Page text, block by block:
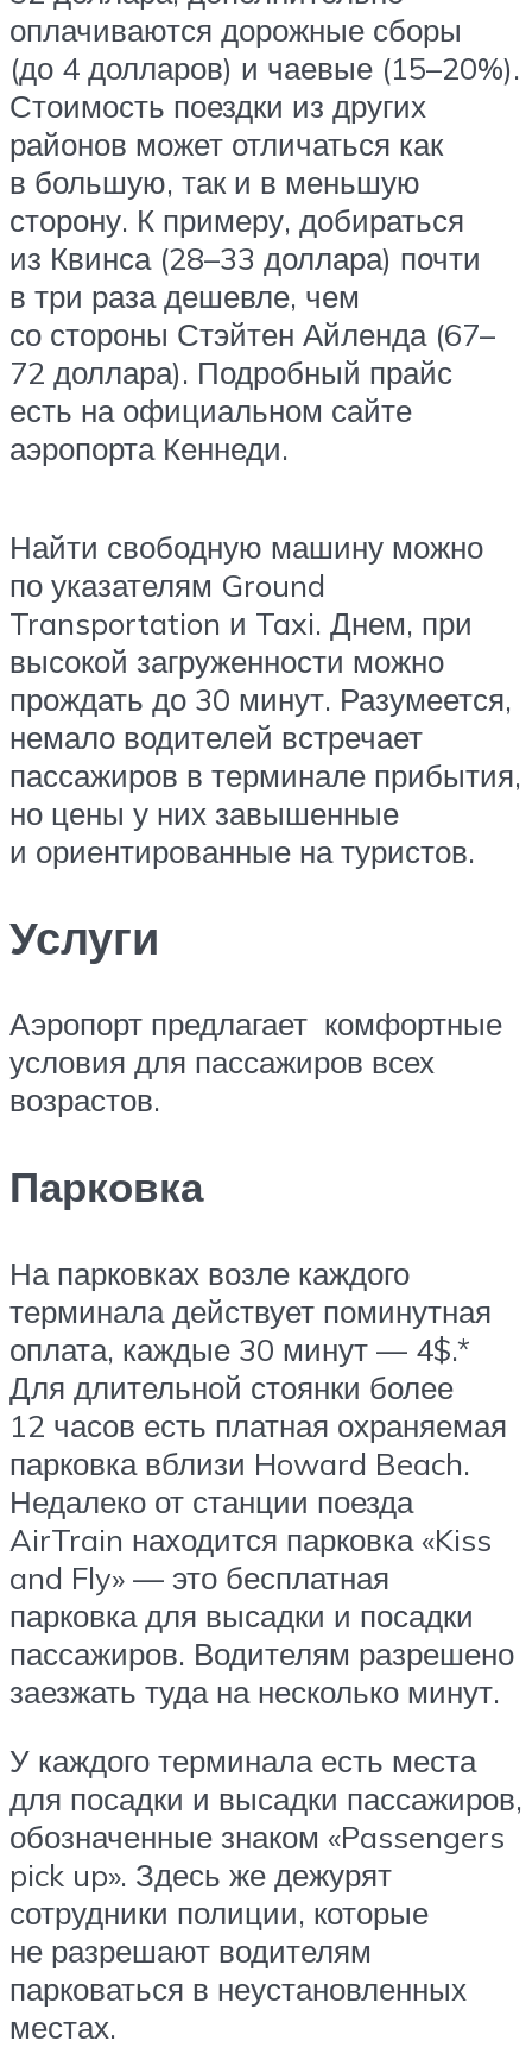
оплачиваются дорожные сборы
(до 4 долларов) и чаевые (15–20%).
Стоимость поездки из других
районов может отличаться как
в большую, так и в меньшую
сторону. К примеру, добираться
из Квинса (28–33 доллара) почти
в три раза дешевле, чем
со стороны Стэйтен Айленда (67–
72 доллара). Подробный прайс
есть на официальном сайте
аэропорта Кеннеди.
Найти свободную машину можно
по указателям Ground
Transportation и Taxi. Днем, при
высокой загруженности можно
прождать до 30 минут. Разумеется,
немало водителей встречает
пассажиров в терминале прибытия,
но цены у них завышенные
и ориентированные на туристов.
Услуги
Аэропорт предлагает комфортные
условия для пассажиров всех
возрастов.
Парковка
На парковках возле каждого
терминала действует поминутная
оплата, каждые 30 минут — 4$.*
Для длительной стоянки более
12 часов есть платная охраняемая
парковка вблизи Howard Beach.
Недалеко от станции поезда
AirTrain находится парковка «Kiss
and Fly» — это бесплатная
парковка для высадки и посадки
пассажиров. Водителям разрешено
заезжать туда на несколько минут.
У каждого терминала есть места
для посадки и высадки пассажиров,
обозначенные знаком «Passengers
pick up». Здесь же дежурят
сотрудники полиции, которые
не разрешают водителям
парковаться в неустановленных
местах.